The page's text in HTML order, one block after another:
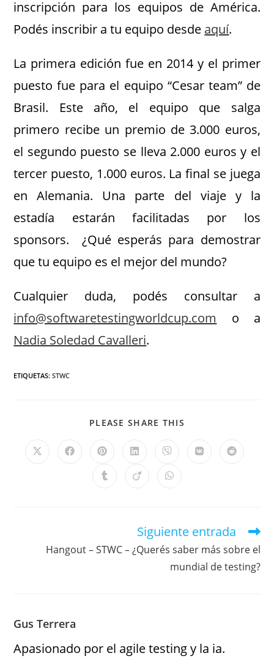
inscripción para los equipos de América.
Podés inscribir a tu equipo desde aquí.
La primera edición fue en 2014 y el primer
puesto fue para el equipo “Cesar team” de
Brasil. Este año, el equipo que salga
primero recibe un premio de 3.000 euros,
el segundo puesto se lleva 2.000 euros y el
tercer puesto, 1.000 euros. La final se juega
en Alemania. Una parte del viaje y la
estadía estarán facilitadas por los
sponsors. ¿Qué esperás para demostrar
que tu equipo es el mejor del mundo?
Cualquier duda, podés consultar a
info@softwaretestingworldcup.com o a
Nadia Soledad Cavalleri.
ETIQUETAS:STWC
PLEASE SHARE THIS
Siguiente entrada
Hangout – STWC – ¿Querés saber más sobre el
mundial de testing?
Gus Terrera
Apasionado por el agile testing y la ia.